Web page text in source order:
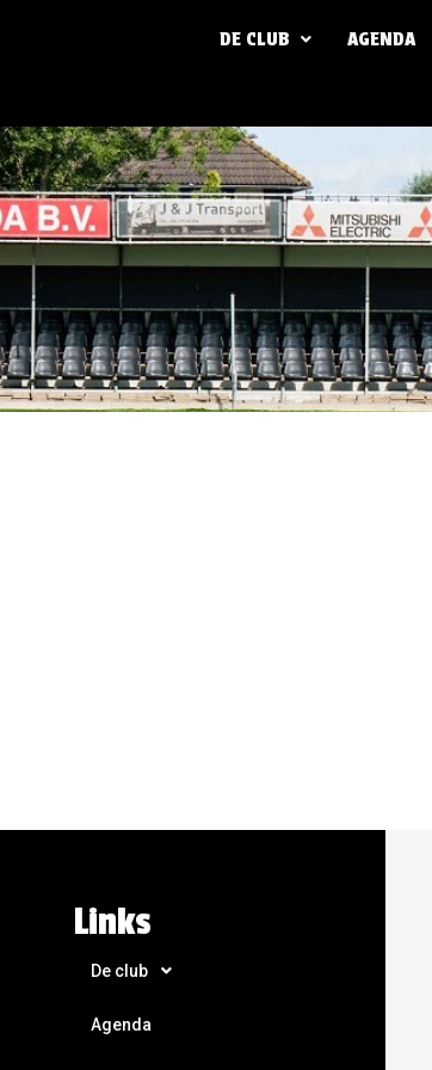
DE CLUB AGENDA
Links
De club
Agenda